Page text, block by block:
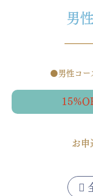
男性
●男性コー
お申